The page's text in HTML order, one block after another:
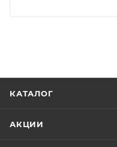
КАТАЛОГ
АКЦИИ